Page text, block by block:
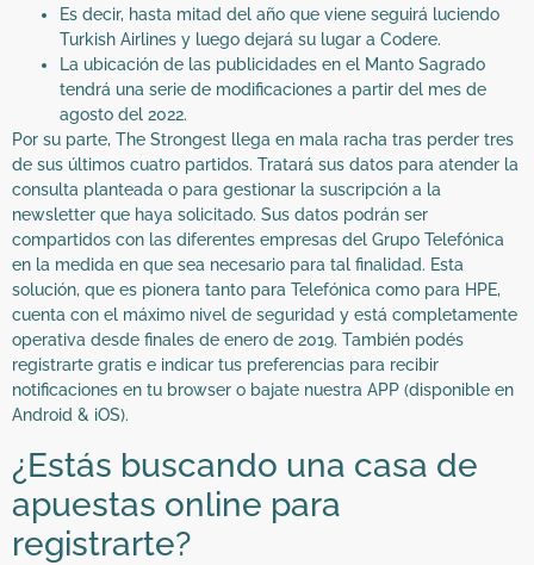
Es decir, hasta mitad del año que viene seguirá luciendo
Turkish Airlines y luego dejará su lugar a Codere.
La ubicación de las publicidades en el Manto Sagrado
tendrá una serie de modificaciones a partir del mes de
agosto del 2022.
Por su parte, The Strongest llega en mala racha tras perder tres
de sus últimos cuatro partidos. Tratará sus datos para atender la
consulta planteada o para gestionar la suscripción a la
newsletter que haya solicitado. Sus datos podrán ser
compartidos con las diferentes empresas del Grupo Telefónica
en la medida en que sea necesario para tal finalidad. Esta
solución, que es pionera tanto para Telefónica como para HPE,
cuenta con el máximo nivel de seguridad y está completamente
operativa desde finales de enero de 2019. También podés
registrarte gratis e indicar tus preferencias para recibir
notificaciones en tu browser o bajate nuestra APP (disponible en
Android & iOS).
¿Estás buscando una casa de
apuestas online para
registrarte?